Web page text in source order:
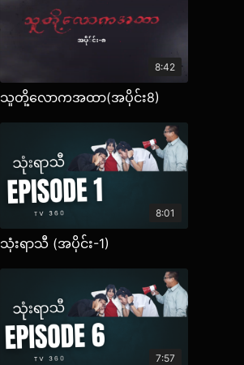
8:42
သူတို့လောကအထာ(အပိုင်း8)
8:01
သုံးရာသီ (အပိုင်း-1)
7:57